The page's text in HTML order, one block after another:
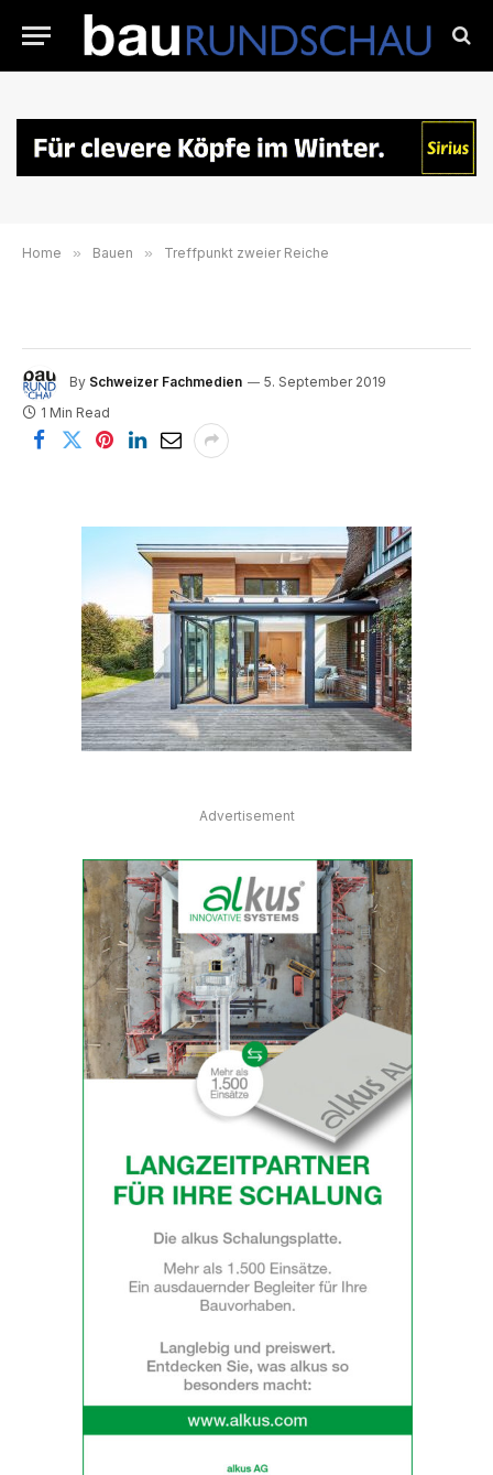
Home » Bauen » Treffpunkt zweier Reiche
By Schweizer Fachmedien
5. September 2019
1 Min Read
Advertisement